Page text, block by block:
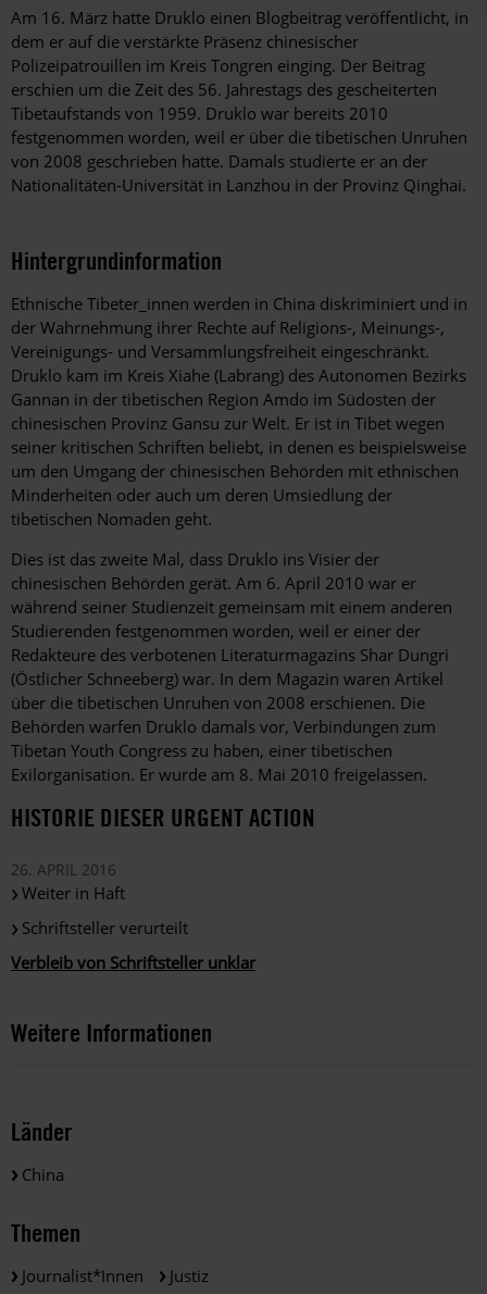
Am 16. März hatte Druklo einen Blogbeitrag veröffentlicht, in
dem er auf die verstärkte Präsenz chinesischer
Polizeipatrouillen im Kreis Tongren einging. Der Beitrag
erschien um die Zeit des 56. Jahrestags des gescheiterten
Tibetaufstands von 1959. Druklo war bereits 2010
festgenommen worden, weil er über die tibetischen Unruhen
von 2008 geschrieben hatte. Damals studierte er an der
Nationalitäten-Universität in Lanzhou in der Provinz Qinghai.
Hintergrundinformation
Hintergrund
Ethnische Tibeter_innen werden in China diskriminiert und in
der Wahrnehmung ihrer Rechte auf Religions-, Meinungs-,
Vereinigungs- und Versammlungsfreiheit eingeschränkt.
Druklo kam im Kreis Xiahe (Labrang) des Autonomen Bezirks
Gannan in der tibetischen Region Amdo im Südosten der
chinesischen Provinz Gansu zur Welt. Er ist in Tibet wegen
seiner kritischen Schriften beliebt, in denen es beispielsweise
um den Umgang der chinesischen Behörden mit ethnischen
Minderheiten oder auch um deren Umsiedlung der
tibetischen Nomaden geht.
Dies ist das zweite Mal, dass Druklo ins Visier der
chinesischen Behörden gerät. Am 6. April 2010 war er
während seiner Studienzeit gemeinsam mit einem anderen
Studierenden festgenommen worden, weil er einer der
Redakteure des verbotenen Literaturmagazins Shar Dungri
(Östlicher Schneeberg) war. In dem Magazin waren Artikel
über die tibetischen Unruhen von 2008 erschienen. Die
Behörden warfen Druklo damals vor, Verbindungen zum
Tibetan Youth Congress zu haben, einer tibetischen
Exilorganisation. Er wurde am 8. Mai 2010 freigelassen.
HISTORIE DIESER URGENT ACTION
26. APRIL 2016
Weiter in Haft
Schriftsteller verurteilt
Verbleib von Schriftsteller unklar
Weitere Informationen
Länder
China
Themen
Journalist*innen Justiz